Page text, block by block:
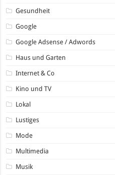
Gesundheit
Google
Google Adsense / Adwords
Haus und Garten
Internet & Co
Kino und TV
Lokal
Lustiges
Mode
Multimedia
Musik